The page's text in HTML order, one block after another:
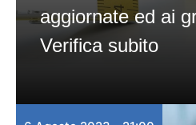
aggiornate ed ai
Verifica subito